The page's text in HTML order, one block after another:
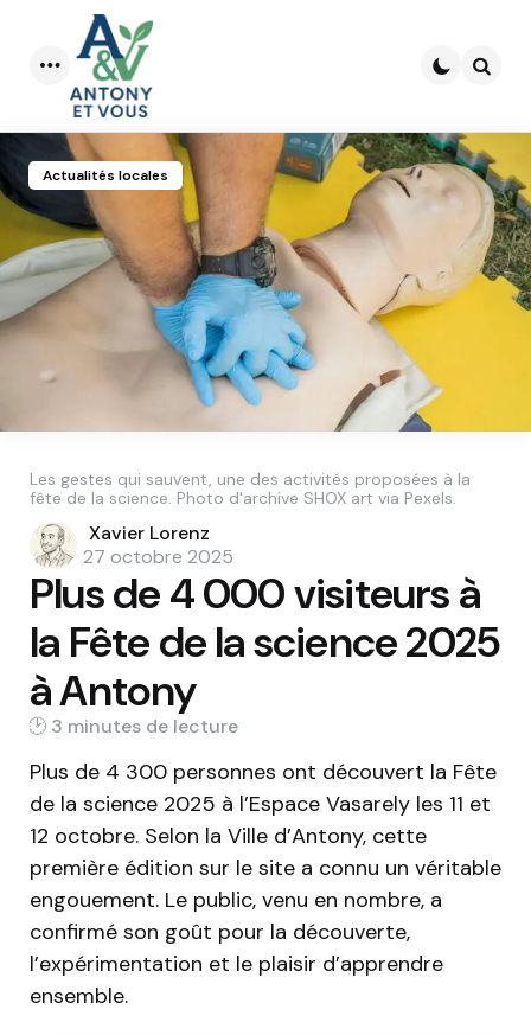
Menu
Actualités locales
Les gestes qui sauvent, une des activités proposées à la
fête de la science. Photo d'archive SHOX art via Pexels.
Posted
by
Xavier Lorenz
27 octobre 2025
Plus de 4 000 visiteurs à
la Fête de la science 2025
à Antony
3 min
Plus de 4 300 personnes ont découvert la Fête
de la science 2025 à l’Espace Vasarely les 11 et
12 octobre. Selon la Ville d’Antony, cette
première édition sur le site a connu un véritable
engouement. Le public, venu en nombre, a
confirmé son goût pour la découverte,
l’expérimentation et le plaisir d’apprendre
ensemble.